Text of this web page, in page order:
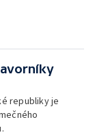
republiky je